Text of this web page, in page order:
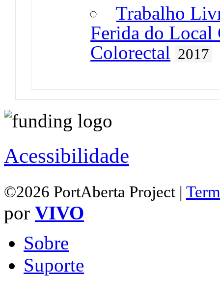
Trabalho
Ferida do
Colorectal 2017
Acessibilidade
©2026 PortAberta Project |
por VIVO
Sobre
Suporte